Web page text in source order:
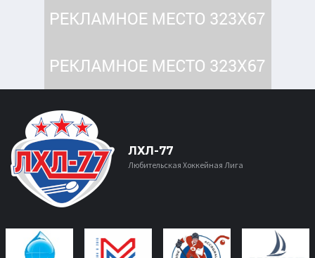
ЛХЛ-77
Любительская Хоккейная Лига